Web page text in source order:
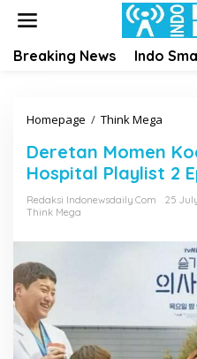
Breaking News Indo
Homepage / Think Mega
r
e
a
M
m
e
K
o
Deretan Momen
Hospital Playlist 2
Redaksi Indonewsdaily.com
25
Think Mega